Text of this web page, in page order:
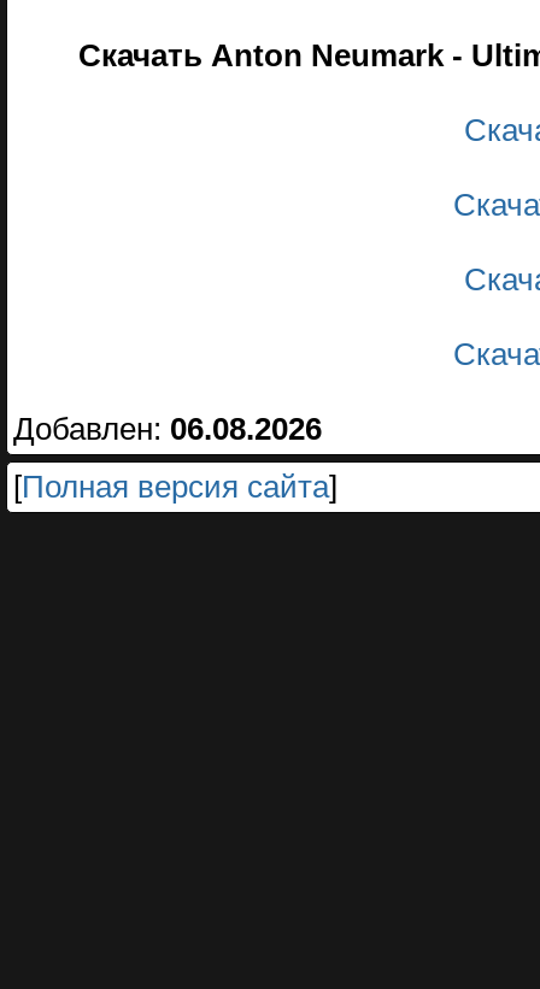
Скачать Anton Neumark -
Добавлен: 06.08.2026
[Полная версия сайта]